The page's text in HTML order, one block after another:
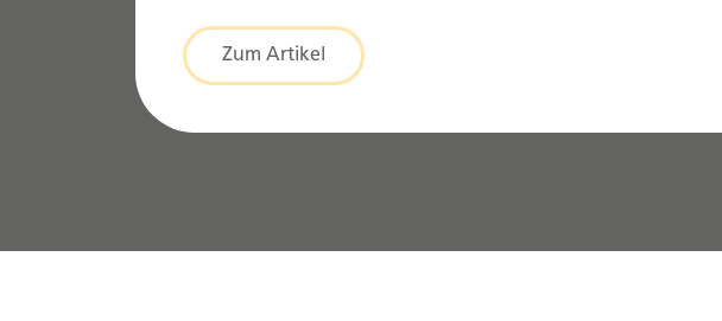
wollen wir das Thema im Online-Meeting kompakt in
ca. 20 Minuten vorstellen und anschließend mit Ihnen
Anmeldung im Voraus ist hierzu nicht notwendig. […]
Zum Artikel